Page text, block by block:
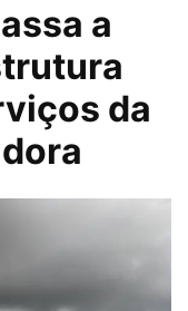
a
da